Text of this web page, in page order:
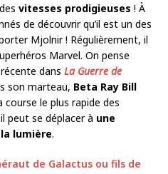
vitesses prodigieuses ! À
de découvrir qu’il est un des
Mjolnir ! Régulièrement, il
Marvel. On pense
dans La Guerre de
son marteau, Beta Ray Bill
le plus rapide des
peut se déplacer à une
lumière.
de Galactus ou fils de